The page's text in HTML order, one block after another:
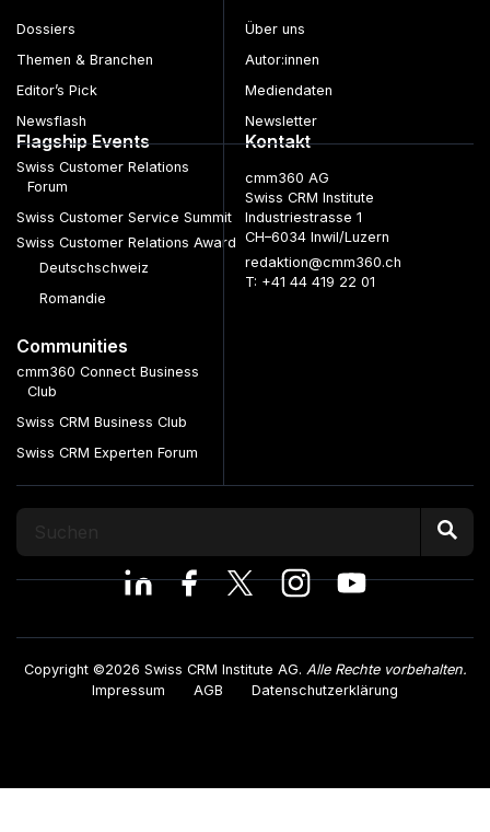
Dossiers
Themen & Branchen
Editor’s Pick
Newsflash
Über uns
Autor:innen
Mediendaten
Newsletter
Flagship Events
Swiss Customer Relations
Forum
Swiss Customer Service Summit
Swiss Customer Relations Award
Deutschschweiz
Romandie
Communities
cmm360 Connect Business
Club
Swiss CRM Business Club
Swiss CRM Experten Forum
Kontakt
cmm360 AG
Swiss CRM Institute
Industriestrasse 1
CH–6034 Inwil/Luzern
redaktion@cmm360.ch
T: +41 44 419 22 01
Copyright ©2026 Swiss CRM Institute AG. Alle Rechte vorbehalten.
Impressum
AGB Datenschutzerklärung